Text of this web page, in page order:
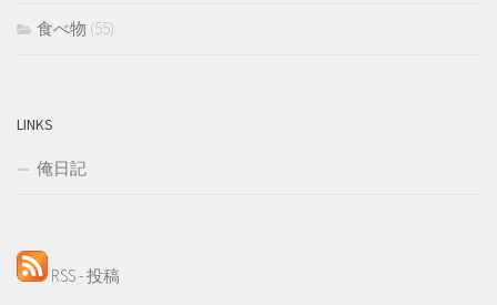
食べ物 (55)
LINKS
俺日記
RSS - 投稿